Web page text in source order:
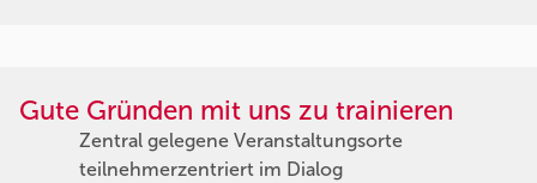
Gute Gründen mit uns zu trainieren
Zentral gelegene Veranstaltungsorte
teilnehmerzentriert im Dialog